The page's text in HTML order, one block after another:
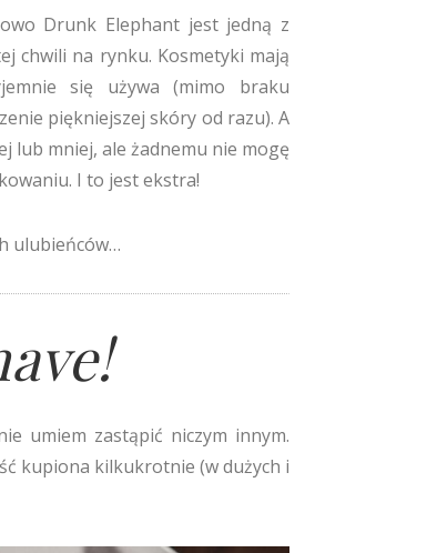
Drunk Elephant jest jedną z
chwili na rynku. Kosmetyki mają
się używa (mimo braku
piękniejszej skóry od razu). A
lub mniej, ale żadnemu nie mogę
I to jest ekstra!
ulubieńców…
umiem zastąpić niczym innym.
kupiona kilkukrotnie (w dużych i